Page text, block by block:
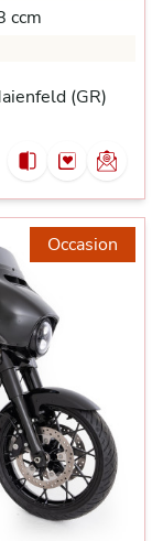
ccm
(GR)
Occasion